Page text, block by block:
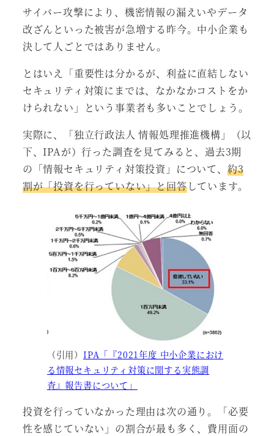
サイバー攻撃により、機密情報の漏えいやデータ
改ざんといった被害が急増する昨今。中小企業も
決して人ごとではありません。
とはいえ「重要性は分かるが、利益に直結しない
セキュリティ対策にまでは、なかなかコストをか
けられない」という事業者も多いことでしょう。
実際に、「独立行政法人 情報処理推進機構」（以
下、IPAが）行った調査を見てみると、過去3期
の「情報セキュリティ対策投資」について、 約3
割が「投資を行っていない」と回答しています。
（引用） IPA「『2021年度 中小企業におけ
る情報セキュリティ対策に関する実態調
査』報告書について」
投資を行っていなかった理由は次の通り。「必要
性を感じていない」の割合が最も多く、費用面の